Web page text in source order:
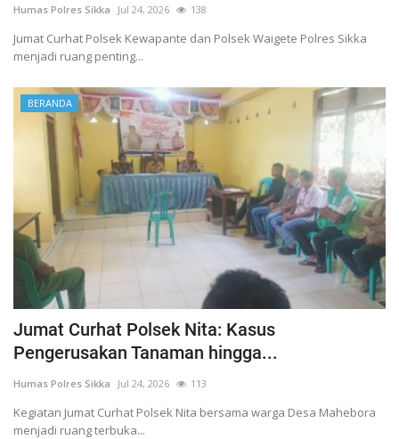
Humas Polres Sikka Jul 24, 2026 138
Jumat Curhat Polsek Kewapante dan Polsek Waigete Polres Sikka
menjadi ruang penting...
BERANDA
Jumat Curhat Polsek Nita: Kasus
Pengerusakan Tanaman hingga...
Humas Polres Sikka Jul 24, 2026 113
Kegiatan Jumat Curhat Polsek Nita bersama warga Desa Mahebora
menjadi ruang terbuka...